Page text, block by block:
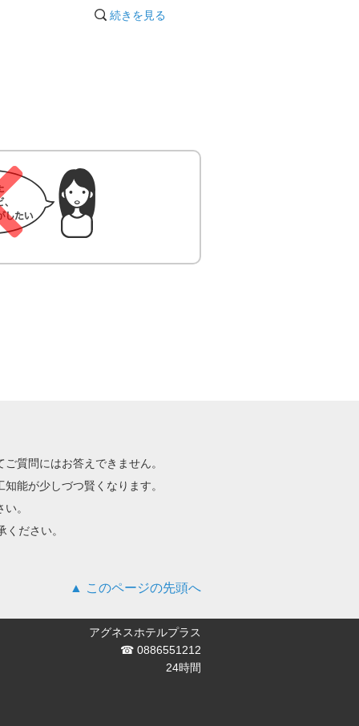
続きを見る
質問にはお答えできません。
能が少しづつ賢くなります。
。
ださい。
このページの先頭へ
アグネスホテルプラス
☎ 0886551212
24時間